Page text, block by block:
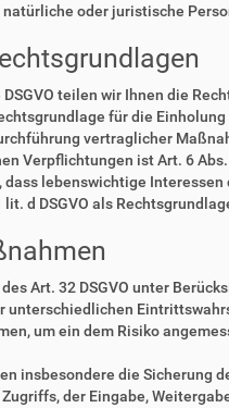
oder juristische
DSGVO teilen wir Ihnen die
für die
vertraglicher
Verpflichtungen ist Art. 6
dass lebenswichtige
d DSGVO als
Art. 32 DSGVO unter
unterschiedlichen
um ein dem Risiko
insbesondere die Sicherung
der Eingabe,